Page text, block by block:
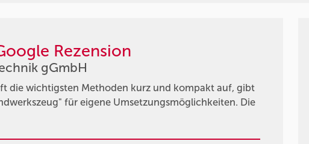
Rezension
gGmbH
die wichtigsten Methoden kurz und kompakt auf, gibt
für eigene Umsetzungsmöglichkeiten. Die